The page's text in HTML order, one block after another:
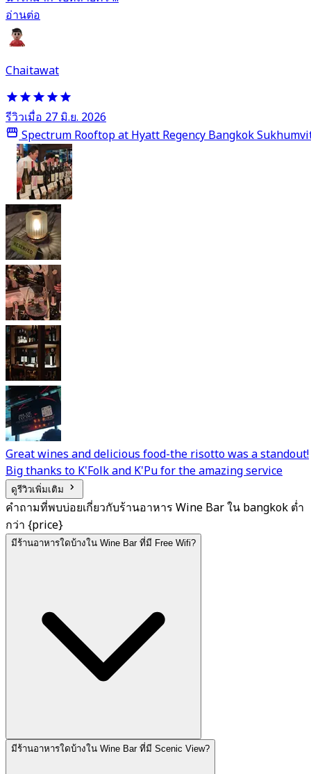
อ่านต่อ
Chaitawat
รีวิวเมื่อ 27 มิ.ย. 2026
Spectrum Rooftop at Hyatt Regency Bangkok
Great wines and delicious food-the risotto was a standout!
Big thanks to K'Folk and K'Pu for the amazing service
ดูรีวิวเพิ่มเติม
คำถามที่พบบ่อยเกี่ยวกับร้านอาหาร Wine Bar ใน bangkok ต่ำ
กว่า {price}
มีร้านอาหารใดบ้างใน Wine Bar ที่มี Free Wifi?
มีร้านอาหารใดบ้างใน Wine Bar ที่มี Scenic View?